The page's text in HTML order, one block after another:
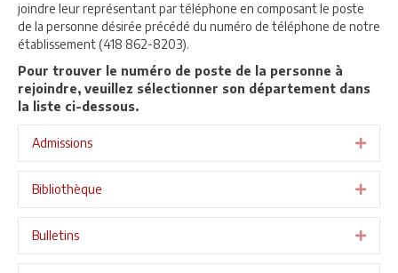
joindre leur représentant par téléphone en composant le poste
de la personne désirée précédé du numéro de téléphone de notre
établissement (418 862-8203).
Pour trouver le numéro de poste de la personne à
rejoindre, veuillez sélectionner son département dans
la liste ci-dessous.
Admissions
Bibliothèque
Bulletins